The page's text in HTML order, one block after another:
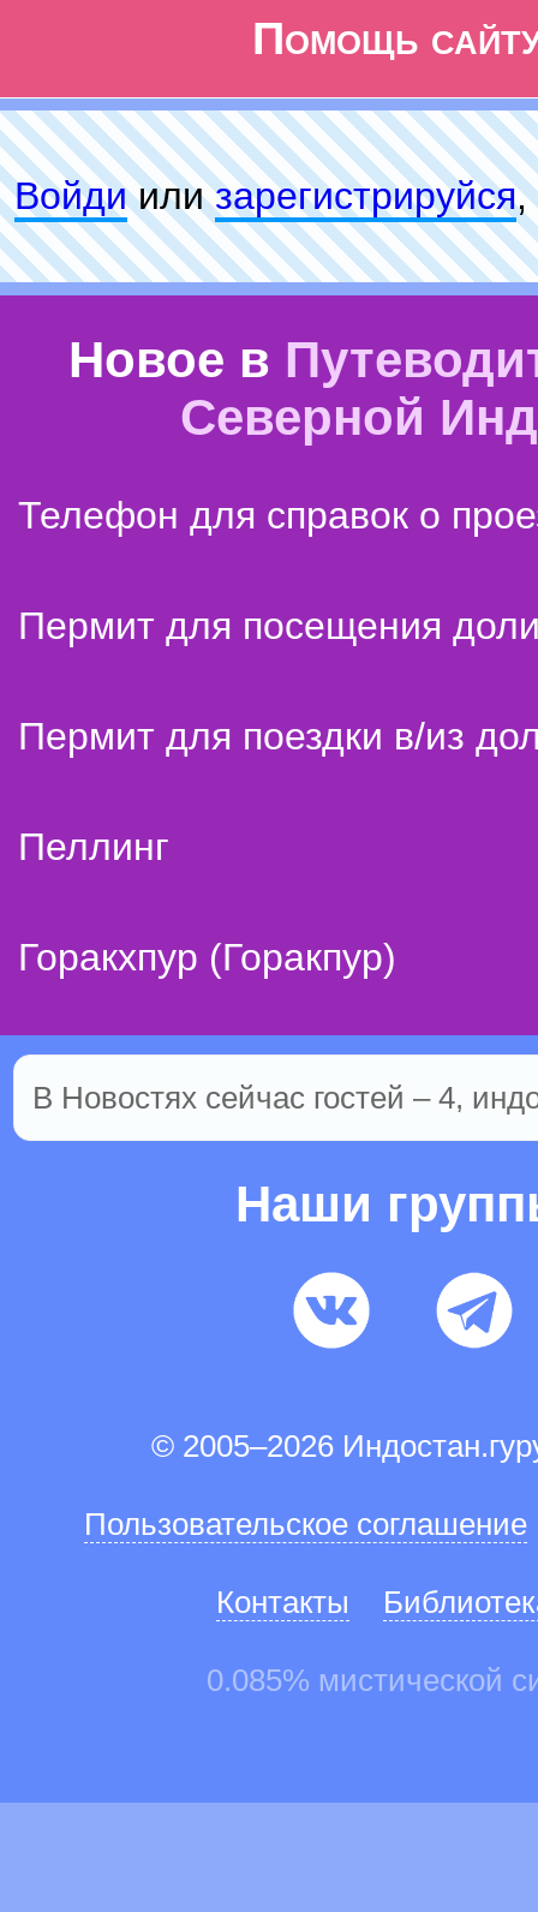
Помощь
Войдиилизарeгиcтpируйся,
Новое в
Северной
Телефон для справок о
Пермит для посещения
Пермит для поездки в/из
Пеллинг
Горакхпур (Горакпур)
В Новостях сейчас гостей – 4,
Наши
© 2005–2026
Пользовательское соглашение
Контакты
0.085% мистической